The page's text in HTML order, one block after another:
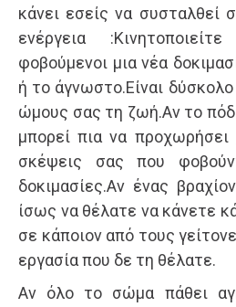
κάνει εσείς να συσταλθεί
ενέργεια
φοβούμενοι μια νέα
ή το άγνωστο.Είναι
ώμους σας τη ζωή.Αν το
μπορεί πια να
σκέψεις σας που
δοκιμασίες.Αν ένας
ίσως να θέλατε να κάνετε
σε κάποιον από τους
εργασία που δε τη θέλατε.
Αν όλο το σώμα πάθει